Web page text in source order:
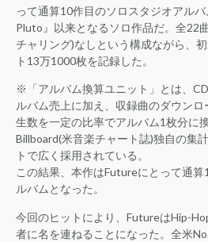
って通算10作目のソロスタジオアル
Pluto』以来となるソロ作品だ。全22
チャリング)なしという構成ながら、
ト13万1000枚を記録した。
※「アルバム換算ユニット」とは、
ルバム売上に加え、収録曲のダウン
生数を一定の比率でアルバム1枚分に
Billboard(米音楽チャート誌)独自の集
トで広く採用されている。
この結果、本作はFutureにとって通
ルバムとなった。
今回のヒットにより、FutureはHip-
者に名を連ねることになった。全米